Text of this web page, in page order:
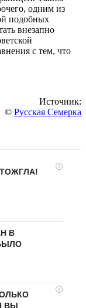
одним из
подобных
внезапно
с тем, что
Источник:
© Русская Семерка
i
В
i
ВЫ